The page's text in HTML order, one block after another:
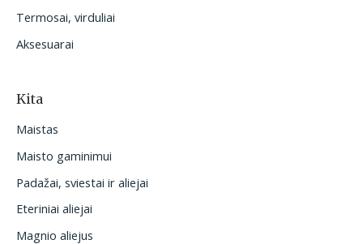
Termosai, virduliai
Aksesuarai
Kita
Maistas
Maisto gaminimui
Padažai, sviestai ir aliejai
Eteriniai aliejai
Magnio aliejus